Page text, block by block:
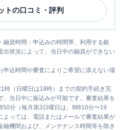
トの口コミ・評判
融資時間：申込みの時間帯、利用する銀
出状況によって、当日中の融資ができない
申込時間や審査によりご希望に添えない場
時（日曜日は18時）までの契約手続き完
、当日中に振込みが可能です。審査結果を
分（毎月第3日曜日は、8時10分〜19
よっては、電話またはメールで審査結果が
機関および、メンテナンス時間等を除き